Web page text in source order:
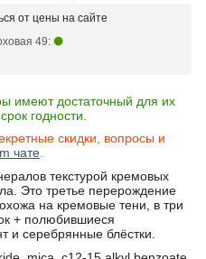
от цены на сайте
49:
имеют достаточный для их
годности.
скидки, вопросы и
чате.
текстурой кремовых
Это третье перерождение
на кремовые тени, в три
+ полюбившиеся
и серебрянные блёстки.